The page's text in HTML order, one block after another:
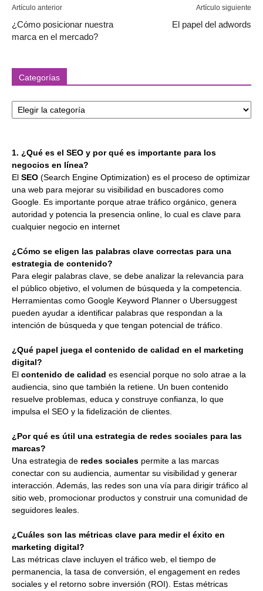
Artículo anterior
¿Cómo posicionar nuestra
marca en el mercado?
Artículo siguiente
El papel del adwords
Categorías
Categorías
1. ¿Qué es el SEO y por qué es importante para los
negocios en línea?
El SEO (Search Engine Optimization) es el proceso de optimizar
una web para mejorar su visibilidad en buscadores como
Google. Es importante porque atrae tráfico orgánico, genera
autoridad y potencia la presencia online, lo cual es clave para
cualquier negocio en internet
¿Cómo se eligen las palabras clave correctas para una
estrategia de contenido?
Para elegir palabras clave, se debe analizar la relevancia para
el público objetivo, el volumen de búsqueda y la competencia.
Herramientas como Google Keyword Planner o Ubersuggest
pueden ayudar a identificar palabras que respondan a la
intención de búsqueda y que tengan potencial de tráfico.
¿Qué papel juega el contenido de calidad en el marketing
digital?
El contenido de calidad es esencial porque no solo atrae a la
audiencia, sino que también la retiene. Un buen contenido
resuelve problemas, educa y construye confianza, lo que
impulsa el SEO y la fidelización de clientes.
¿Por qué es útil una estrategia de redes sociales para las
marcas?
Una estrategia de redes sociales permite a las marcas
conectar con su audiencia, aumentar su visibilidad y generar
interacción. Además, las redes son una vía para dirigir tráfico al
sitio web, promocionar productos y construir una comunidad de
seguidores leales.
¿Cuáles son las métricas clave para medir el éxito en
marketing digital?
Las métricas clave incluyen el tráfico web, el tiempo de
permanencia, la tasa de conversión, el engagement en redes
sociales y el retorno sobre inversión (ROI). Estas métricas